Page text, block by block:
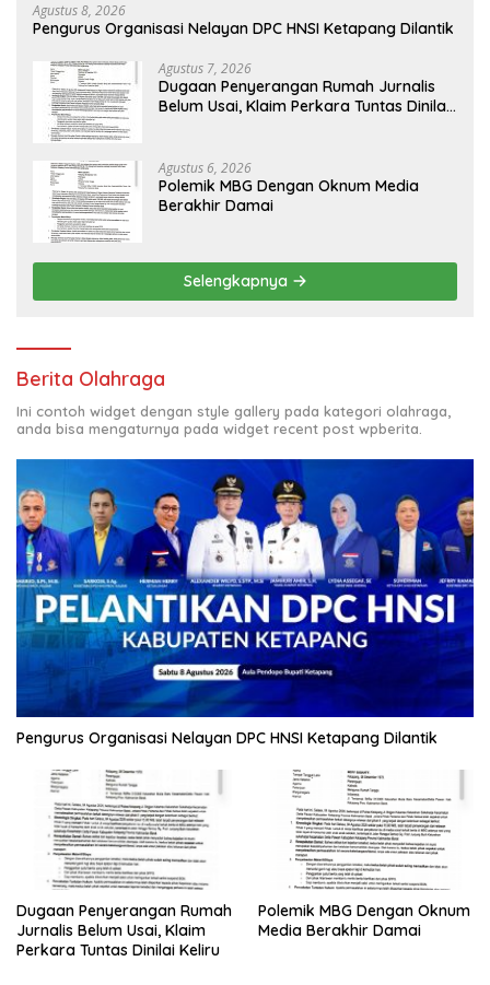
Agustus 8, 2026
Pengurus Organisasi Nelayan DPC HNSI Ketapang Dilantik
Agustus 7, 2026
Dugaan Penyerangan Rumah Jurnalis
Belum Usai, Klaim Perkara Tuntas Dinilai
Agustus 6, 2026
Polemik MBG Dengan Oknum Media
Berakhir Damai
Selengkapnya
Berita Olahraga
Ini contoh widget dengan style gallery pada kategori olahraga,
anda bisa mengaturnya pada widget recent post wpberita.
Pengurus Organisasi Nelayan DPC HNSI Ketapang Dilantik
Dugaan Penyerangan Rumah
Jurnalis Belum Usai, Klaim
Perkara Tuntas Dinilai Keliru
Polemik MBG Dengan Oknum
Media Berakhir Damai